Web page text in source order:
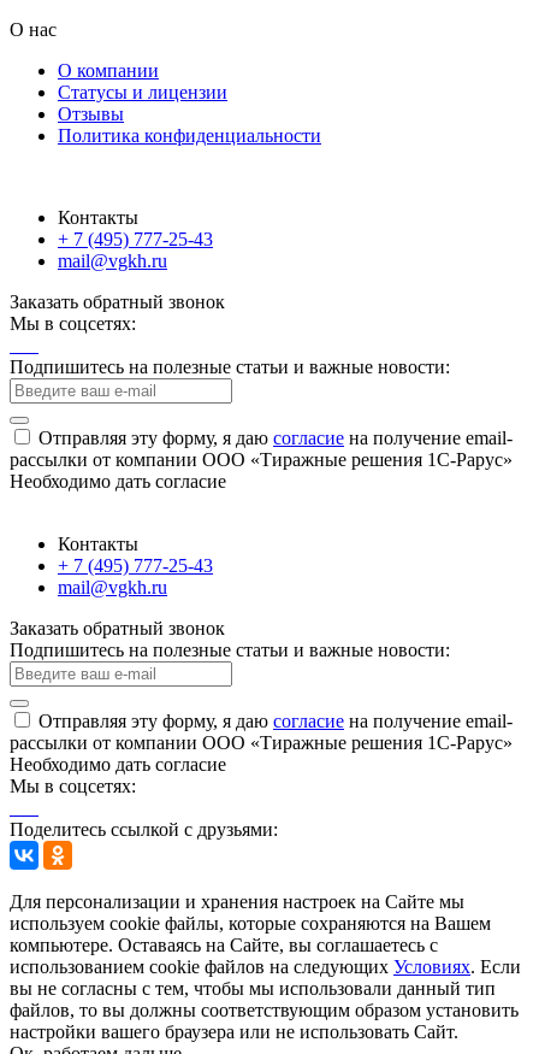
О нас
О компании
Статусы и лицензии
Отзывы
Политика конфиденциальности
Контакты
+ 7 (495) 777-25-43
mail@vgkh.ru
Заказать обратный звонок
Мы в соцсетях:
Подпишитесь на полезные статьи и важные новости:
Отправляя эту форму, я даю согласие на получение email-
рассылки от компании ООО «Тиражные решения 1С-Рарус»
Необходимо дать согласие
Контакты
+ 7 (495) 777-25-43
mail@vgkh.ru
Заказать обратный звонок
Подпишитесь на полезные статьи и важные новости:
Отправляя эту форму, я даю согласие на получение email-
рассылки от компании ООО «Тиражные решения 1С-Рарус»
Необходимо дать согласие
Мы в соцсетях:
Поделитесь ссылкой с друзьями:
Для персонализации и хранения настроек на Сайте мы
используем cookie файлы, которые сохраняются на Вашем
компьютере. Оставаясь на Сайте, вы соглашаетесь с
использованием cookie файлов на следующих Условиях. Если
вы не согласны с тем, чтобы мы использовали данный тип
файлов, то вы должны соответствующим образом установить
настройки вашего браузера или не использовать Сайт.